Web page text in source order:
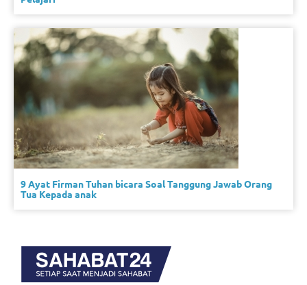
9 Ayat Firman Tuhan bicara Soal Tanggung Jawab Orang
Tua Kepada anak